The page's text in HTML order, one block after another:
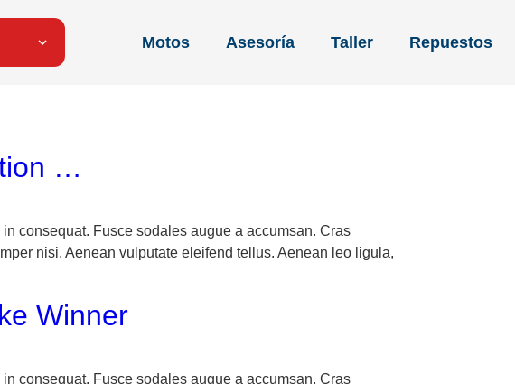
Motos Asesoría Taller Repuestos
…
consequat. Fusce sodales augue a accumsan. Cras
nisi. Aenean vulputate eleifend tellus. Aenean leo ligula,
Winner
consequat. Fusce sodales augue a accumsan. Cras